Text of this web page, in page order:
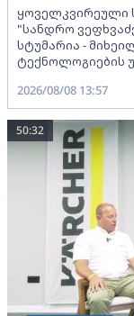
ყოველკვირეული
"სანდრო
სტუმარია -
ტექნოლოგიების
2026/08/08 13:57
50:32